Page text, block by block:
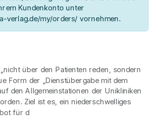
Kundenkonto unter
verlag.de/my/orders/ vornehmen.
über den Patienten reden, sondern
Form der „Dienstübergabe mit dem
den Allgemeinstationen der Unikliniken
Ziel ist es, ein niederschwelliges
für d